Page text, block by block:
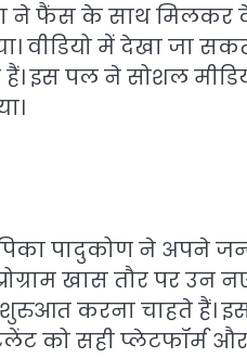
ने फैंस के साथ
वीडियो में देखा जा
इस पल ने सोशल
पादुकोण ने अपने
खास तौर पर
शुरुआत करना चाहते हैं।
टैलेंट को सही प्लेटफॉर्म